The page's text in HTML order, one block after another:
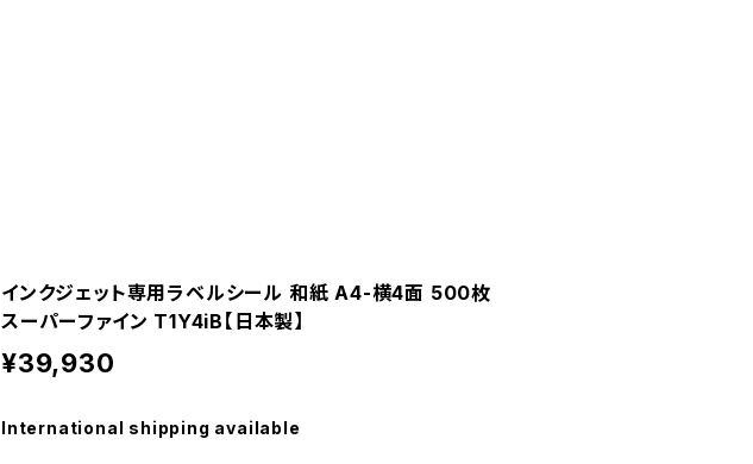
インクジェット専用ラベルシール 和紙 A4-横4面 500枚
スーパーファイン T1Y4iB【日本製】
¥39,930
International shipping available